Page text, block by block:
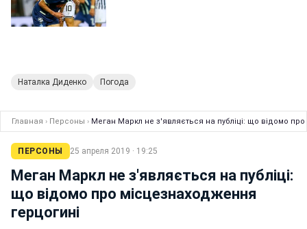
Наталка Диденко Погода
Главная › Персоны › Меган Маркл не з'являється на публіці: що відомо
ПЕРСОНЫ 25 апреля 2019 · 19:25
Меган Маркл не з'являється на публіці:
що відомо про місцезнаходження
герцогині